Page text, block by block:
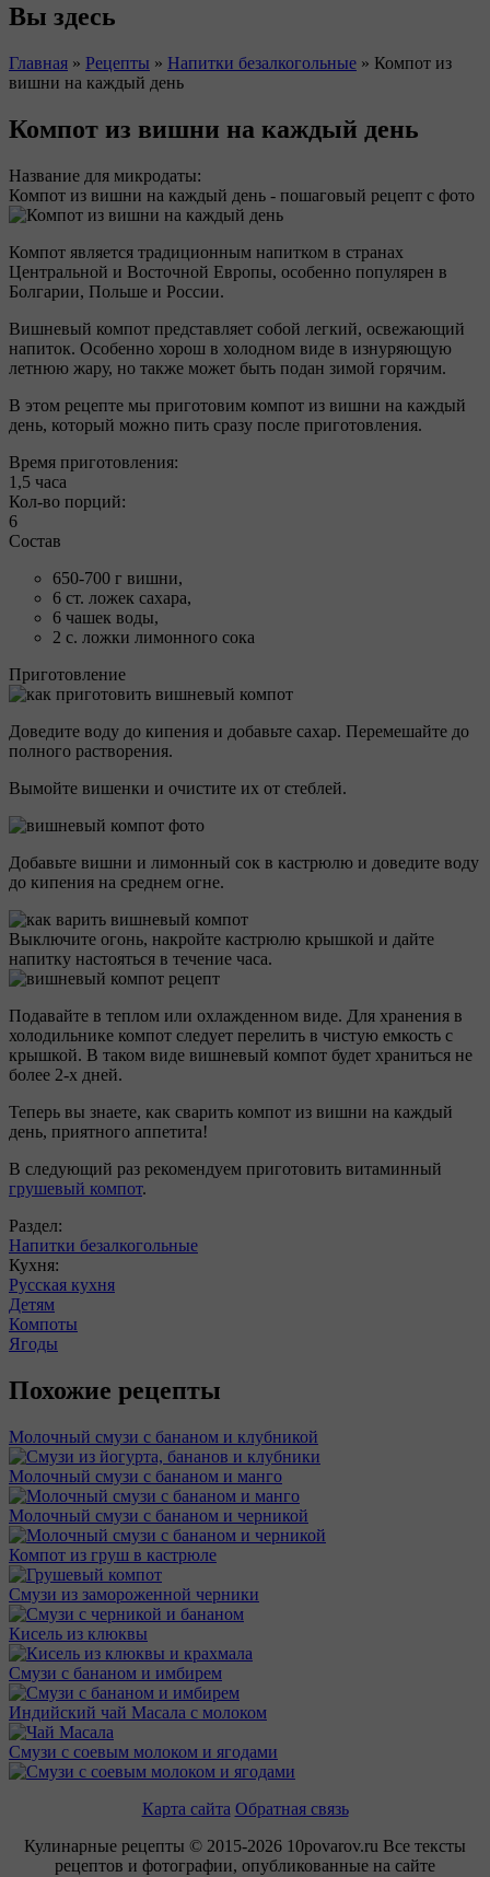
Вы здесь
Главная » Рецепты » Напитки безалкогольные » Компот из
вишни на каждый день
Компот из вишни на каждый день
Название для микродаты:
Компот из вишни на каждый день - пошаговый рецепт с фото
Компот является традиционным напитком в странах
Центральной и Восточной Европы, особенно популярен в
Болгарии, Польше и России.
Вишневый компот представляет собой легкий, освежающий
напиток. Особенно хорош в холодном виде в изнуряющую
летнюю жару, но также может быть подан зимой горячим.
В этом рецепте мы приготовим компот из вишни на каждый
день, который можно пить сразу после приготовления.
Время приготовления:
1,5 часа
Кол-во порций:
6
Состав
650-700 г вишни,
6 ст. ложек сахара,
6 чашек воды,
2 с. ложки лимонного сока
Приготовление
Доведите воду до кипения и добавьте сахар. Перемешайте до
полного растворения.
Вымойте вишенки и очистите их от стеблей.
Добавьте вишни и лимонный сок в кастрюлю и доведите воду
до кипения на среднем огне.
Выключите огонь, накройте кастрюлю крышкой и дайте
напитку настояться в течение часа.
Подавайте в теплом или охлажденном виде. Для хранения в
холодильнике компот следует перелить в чистую емкость с
крышкой. В таком виде вишневый компот будет храниться не
более 2-х дней.
Теперь вы знаете, как сварить компот из вишни на каждый
день, приятного аппетита!
В следующий раз рекомендуем приготовить витаминный
грушевый компот.
Раздел:
Напитки безалкогольные
Кухня:
Русская кухня
Детям
Компоты
Ягоды
Похожие рецепты
Молочный смузи с бананом и клубникой
Молочный смузи с бананом и манго
Молочный смузи с бананом и черникой
Компот из груш в кастрюле
Смузи из замороженной черники
Кисель из клюквы
Смузи с бананом и имбирем
Индийский чай Масала с молоком
Смузи с соевым молоком и ягодами
Карта сайта Обратная связь
Кулинарные рецепты © 2015-2026 10povarov.ru Все тексты
рецептов и фотографии, опубликованные на сайте